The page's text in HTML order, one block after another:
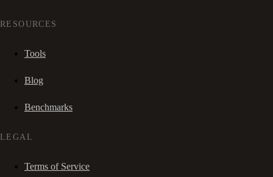
RESOURCES
Tools
Blog
Benchmarks
LEGAL
Terms of Service